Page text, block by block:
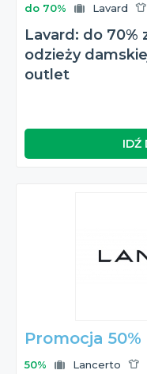
do 70% Lavard
Lavard: do 70%
odzieży
outlet
IDŹ
Promocja 50%
50% Lancerto